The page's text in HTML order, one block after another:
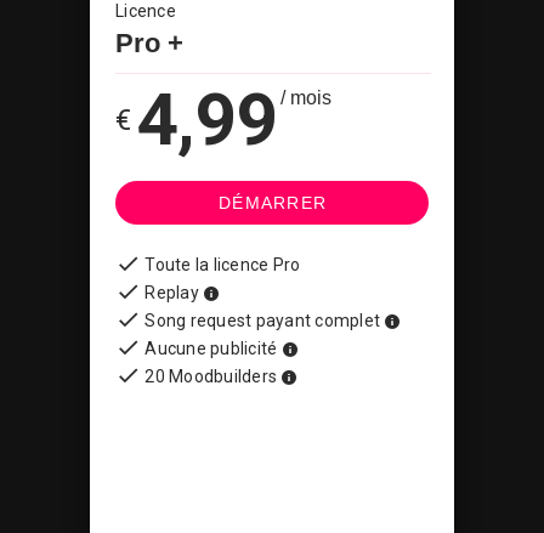
Licence
Pro +
€ 4,99 / mois
DÉMARRER
Toute la licence Pro
Replay
Song request payant complet
Aucune publicité
20 Moodbuilders